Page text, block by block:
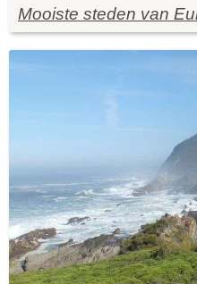
Mooiste steden van